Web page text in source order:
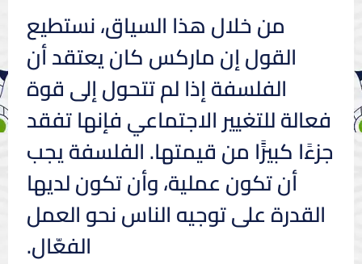
من خلال هذا السياق، نستطيع
القول إن ماركس كان يعتقد أن
الفلسفة إذا لم تتحول إلى قوة
فعالة للتغيير الاجتماعي فإنها تفقد
جزءًا كبيرًًا من قيمتها. الفلسفة يجب
أن تكون عملية، وأن تكون لديها
القدرة على توجيه الناس نحو العمل
الفعّال.